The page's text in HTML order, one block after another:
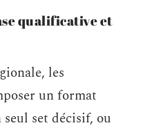
qualificative et
les
un format
set décisif, ou